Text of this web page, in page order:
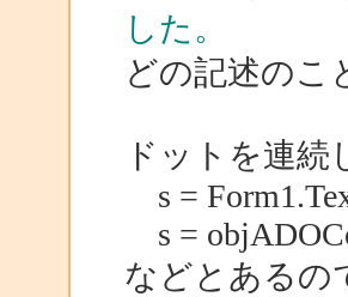
した。
どの記述のこ
ドットを連
s =
s =
などとあるの